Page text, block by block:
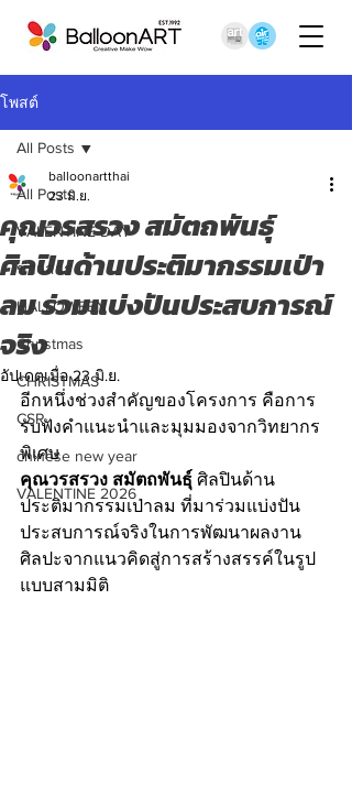
โพสต์
All Posts
VALENTINE DAY
ข่าวสาร
HALLOWEEN
Christmas
CHRISTMAS
CSR
chinese new year
VALENTINE 2026
All Posts
คุณวรสรวง สมัตถพันธุ์
ศิลปินด้านประติมากรรมเป่า
ลม ร่วมแบ่งปันประสบการณ์
จริง
balloonartthai
23 มิ.ย.
อัปเดตเมื่อ23 มิ.ย.
อีกหนึ่งช่วงสำคัญของโครงการ คือการ
รับฟังคำแนะนำและมุมมองจากวิทยากร
พิเศษ
คุณวรสรวง สมัตถพันธุ์ ศิลปินด้าน
ประติมากรรมเป่าลม ที่มาร่วมแบ่งปัน
ประสบการณ์จริงในการพัฒนาผลงาน
ศิลปะจากแนวคิดสู่การสร้างสรรค์ในรูป
แบบสามมิติ